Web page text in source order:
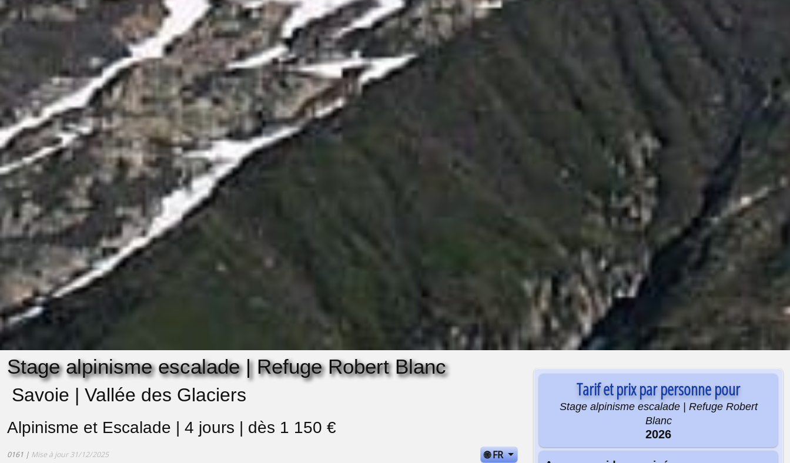
Stage alpinisme escalade | Refuge Robert Blanc
Savoie | Vallée des Glaciers
Alpinisme et Escalade | 4 jours | dès 1 150 €
0161 | Mise à jour 31/12/2025 🌐 FR
Tarif et prix par personne pour
Stage alpinisme escalade | Refuge Robert
Blanc
2026